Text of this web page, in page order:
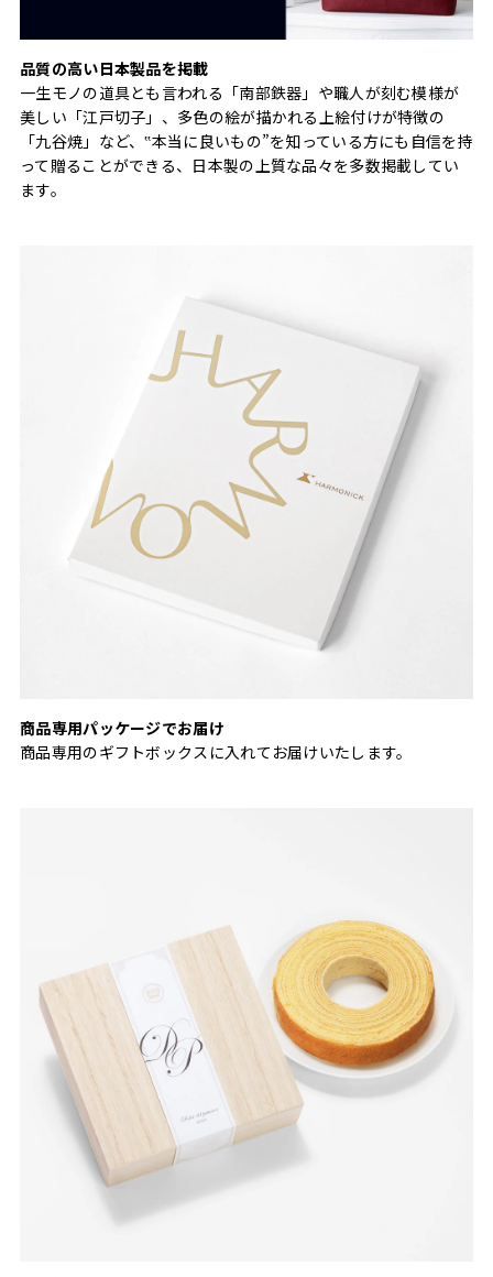
品質の高い日本製品を掲載
一生モノの道具とも言われる「南部鉄器」や職人が刻む模様が
美しい「江戸切子」、多色の絵が描かれる上絵付けが特徴の
「九谷焼」など、‟本当に良いもの”を知っている方にも自信を持
って贈ることができる、日本製の上質な品々を多数掲載してい
ます。
商品専用パッケージでお届け
商品専用のギフトボックスに入れてお届けいたします。